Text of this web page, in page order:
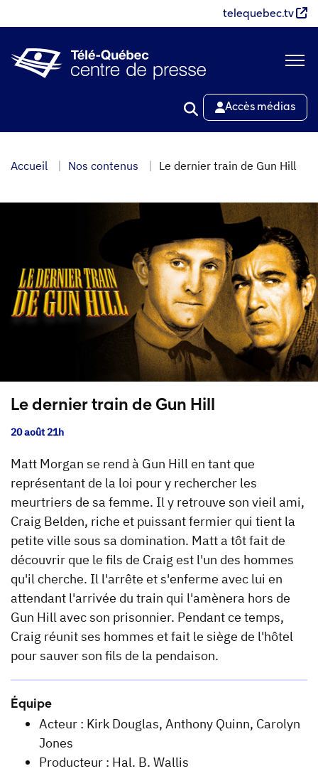
au
principal
telequebec.tv
Accès médias
Accueil Nos contenus Le dernier train de Gun Hill
Le dernier train de Gun Hill
20 août 21h
Matt Morgan se rend à Gun Hill en tant que
représentant de la loi pour y rechercher les
meurtriers de sa femme. Il y retrouve son vieil ami,
Craig Belden, riche et puissant fermier qui tient la
petite ville sous sa domination. Matt a tôt fait de
découvrir que le fils de Craig est l'un des hommes
qu'il cherche. Il l'arrête et s'enferme avec lui en
attendant l'arrivée du train qui l'amènera hors de
Gun Hill avec son prisonnier. Pendant ce temps,
Craig réunit ses hommes et fait le siège de l'hôtel
pour sauver son fils de la pendaison.
Équipe
Acteur : Kirk Douglas, Anthony Quinn, Carolyn
Jones
Producteur : Hal. B. Wallis